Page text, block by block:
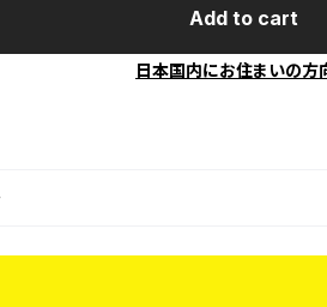
Add to cart
日本国内にお住まいの方